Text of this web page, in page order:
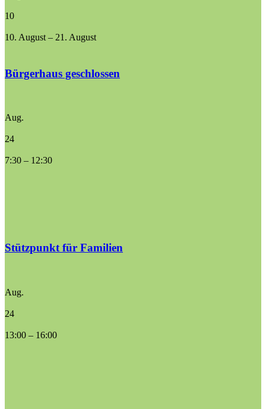
10
10. August – 21. August
Bürgerhaus geschlossen
Aug.
24
7:30 – 12:30
Stützpunkt für Familien
Aug.
24
13:00 – 16:00